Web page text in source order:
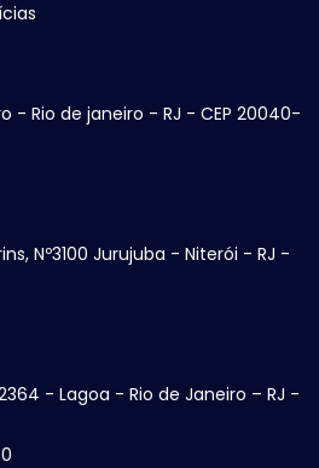
- Rio de janeiro - RJ - CEP 20040-
Nº3100 Jurujuba - Niterói - RJ -
- Lagoa - Rio de Janeiro – RJ -